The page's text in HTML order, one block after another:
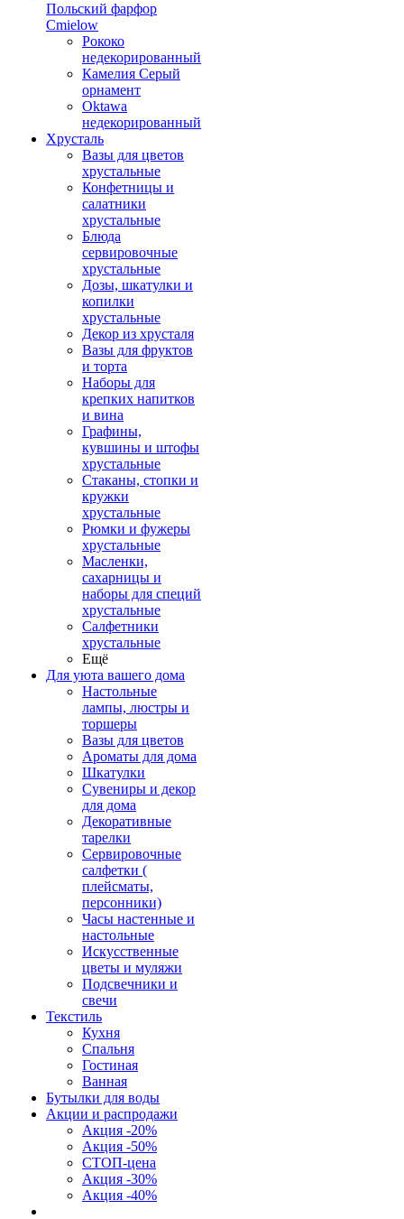
Польский фарфор
Сmielow
Рококо
недекорированный
Камелия Серый
орнамент
Oktawa
недекорированный
Хрусталь
Вазы для цветов
хрустальные
Конфетницы и
салатники
хрустальные
Блюда
сервировочные
хрустальные
Дозы, шкатулки и
копилки
хрустальные
Декор из хрусталя
Вазы для фруктов
и торта
Наборы для
крепких напитков
и вина
Графины,
кувшины и штофы
хрустальные
Стаканы, стопки и
кружки
хрустальные
Рюмки и фужеры
хрустальные
Масленки,
сахарницы и
наборы для специй
хрустальные
Салфетники
хрустальные
Ещё
Для уюта вашего дома
Настольные
лампы, люстры и
торшеры
Вазы для цветов
Ароматы для дома
Шкатулки
Сувениры и декор
для дома
Декоративные
тарелки
Сервировочные
салфетки (
плейсматы,
персонники)
Часы настенные и
настольные
Искусственные
цветы и муляжи
Подсвечники и
свечи
Текстиль
Кухня
Спальня
Гостиная
Ванная
Бутылки для воды
Акции и распродажи
Акция -20%
Акция -50%
СТОП-цена
Акция -30%
Акция -40%